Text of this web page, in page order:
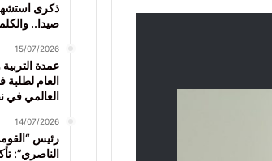
ذكرى
صيدا..
15/07/2026
عمدة
العام لطلبة
العالمي في
14/07/2026
رئيس
الناصري”: